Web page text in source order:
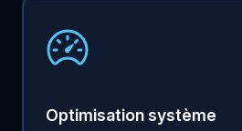
Optimisation système